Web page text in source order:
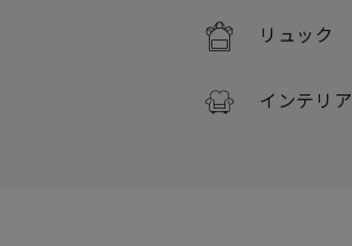
リュック
インテリア